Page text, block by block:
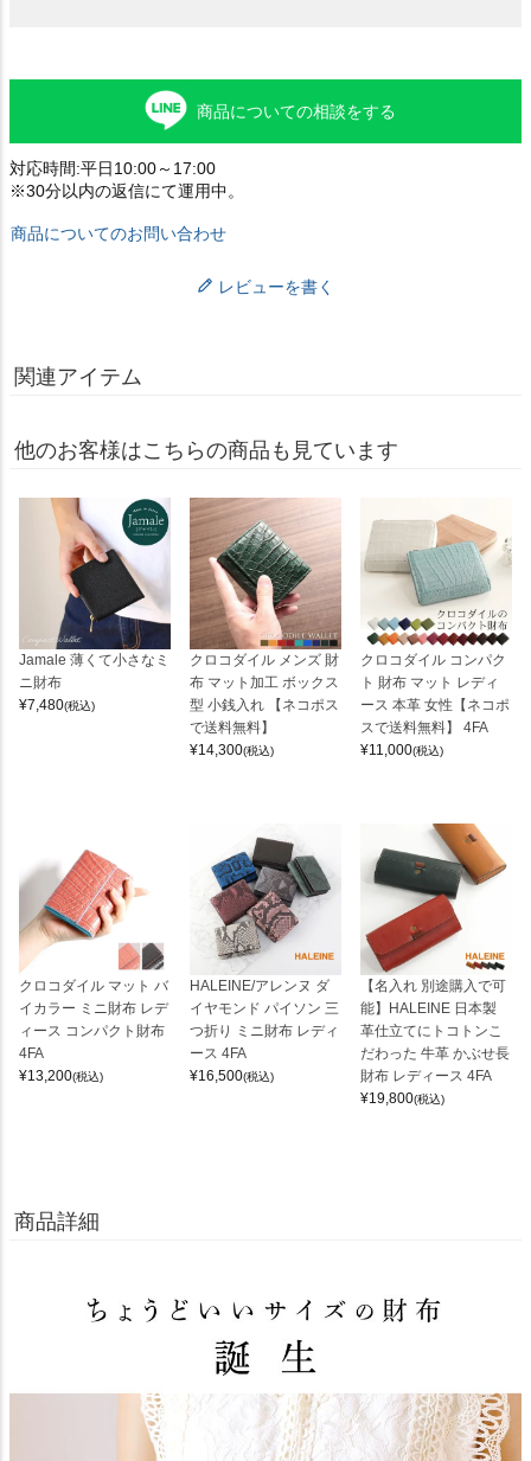
商品についての相談をする
対応時間:平日10:00～17:00
※30分以内の返信にて運用中。
商品についてのお問い合わせ
レビューを書く
関連アイテム
他のお客様はこちらの商品も見ています
Jamale 薄くて小さなミ
ニ財布
¥7,480(税込)
クロコダイル メンズ 財
布 マット加工 ボックス
型 小銭入れ 【ネコポス
で送料無料】
¥14,300(税込)
クロコダイル コンパク
ト 財布 マット レディ
ース 本革 女性【ネコポ
スで送料無料】 4FA
¥11,000(税込)
クロコダイル マット バ
イカラー ミニ財布 レデ
ィース コンパクト財布
4FA
¥13,200(税込)
HALEINE/アレンヌ ダ
イヤモンド パイソン 三
つ折り ミニ財布 レディ
ース 4FA
¥16,500(税込)
【名入れ 別途購入で可
能】HALEINE 日本製
革仕立てにトコトンこ
だわった 牛革 かぶせ長
財布 レディース 4FA
¥19,800(税込)
商品詳細